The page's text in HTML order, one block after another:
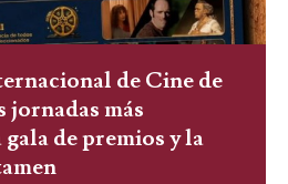
de Cine de
jornadas más
gala de premios y la